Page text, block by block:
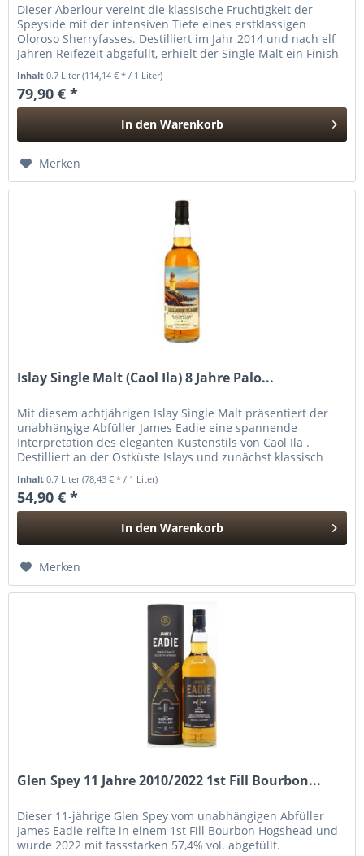
Dieser Aberlour vereint die klassische Fruchtigkeit der
Speyside mit der intensiven Tiefe eines erstklassigen
Oloroso Sherryfasses. Destilliert im Jahr 2014 und nach elf
Jahren Reifezeit abgefüllt, erhielt der Single Malt ein Finish
Inhalt0.7 Liter(114,14 € * / 1 Liter)
79,90 € *
In den Warenkorb
Merken
Islay Single Malt (Caol Ila) 8 Jahre Palo...
Mit diesem achtjährigen Islay Single Malt präsentiert der
unabhängige Abfüller James Eadie eine spannende
Interpretation des eleganten Küstenstils von Caol Ila .
Destilliert an der Ostküste Islays und zunächst klassisch
Inhalt0.7 Liter(78,43 € * / 1 Liter)
54,90 € *
In den Warenkorb
Merken
Glen Spey 11 Jahre 2010/2022 1st Fill Bourbon...
Dieser 11-jährige Glen Spey vom unabhängigen Abfüller
James Eadie reifte in einem 1st Fill Bourbon Hogshead und
wurde 2022 mit fassstarken 57,4% vol. abgefüllt.